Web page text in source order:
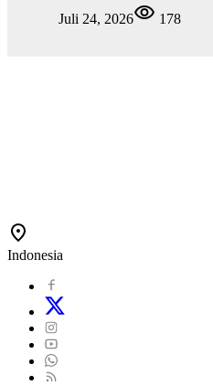
Juli 24, 2026
178
Indonesia